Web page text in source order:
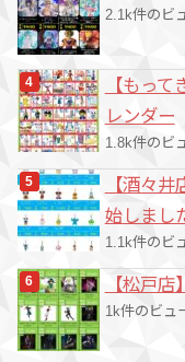
2.1k件のビ
【もっ
レンダー
1.8k件のビ
【酒々
始しまし
1.1k件のビ
【松戸
1k件のビュ